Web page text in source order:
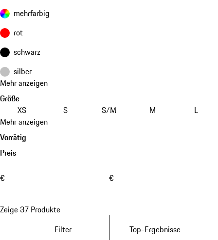
mehrfarbig
rot
schwarz
silber
Mehr anzeigen
Größe
XS
S S/M M
L
Mehr anzeigen
Vorrätig
Preis
€ €
Zeige 37 Produkte
Filter
Top-Ergebnisse